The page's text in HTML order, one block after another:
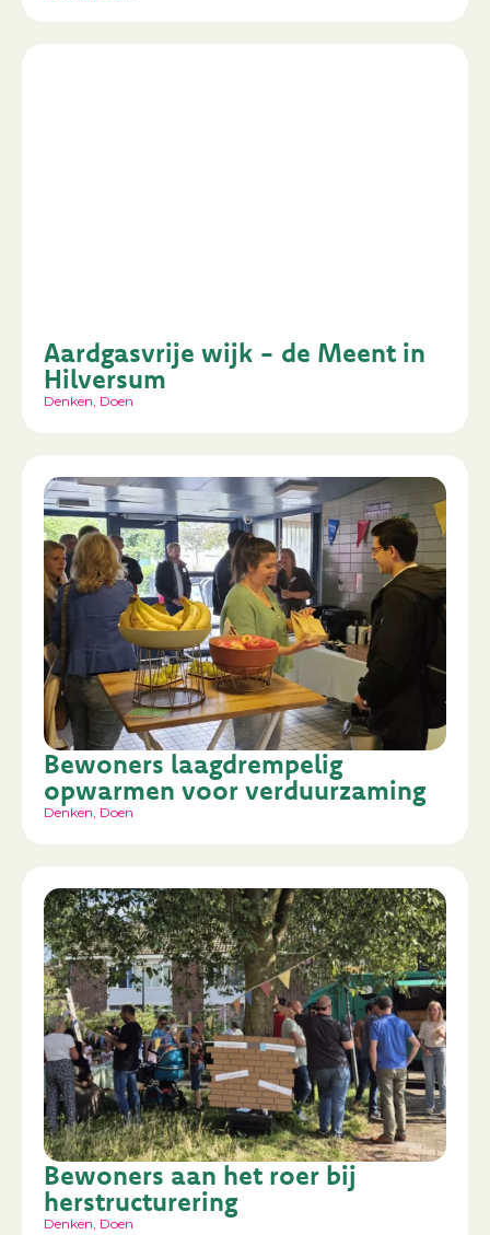
Aardgasvrije wijk - de Meent in
Hilversum
Denken, Doen
Bewoners laagdrempelig
opwarmen voor verduurzaming
Denken, Doen
Bewoners aan het roer bij
herstructurering
Denken, Doen